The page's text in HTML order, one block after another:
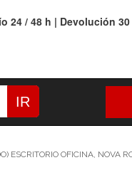
24 / 48 h | Devolución
IR
ESCRITORIO OFICINA, NOVA